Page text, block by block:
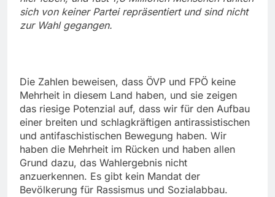
sich von keiner Partei repräsentiert und sind nicht
zur Wahl gegangen.
Die Zahlen beweisen, dass ÖVP und FPÖ keine
Mehrheit in diesem Land haben, und sie zeigen
das riesige Potenzial auf, dass wir für den Aufbau
einer breiten und schlagkräftigen antirassistischen
und antifaschistischen Bewegung haben. Wir
haben die Mehrheit im Rücken und haben allen
Grund dazu, das Wahlergebnis nicht
anzuerkennen. Es gibt kein Mandat der
Bevölkerung für Rassismus und Sozialabbau.